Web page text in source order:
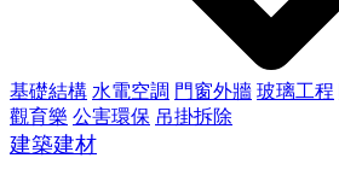
基礎結構 水電空調 門窗外牆 玻璃工程
觀育樂 公害環保 吊掛拆除
建築建材